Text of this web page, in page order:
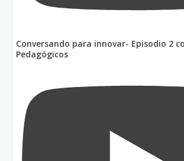
Conversando para innovar- Episodio 2
Pedagógicos